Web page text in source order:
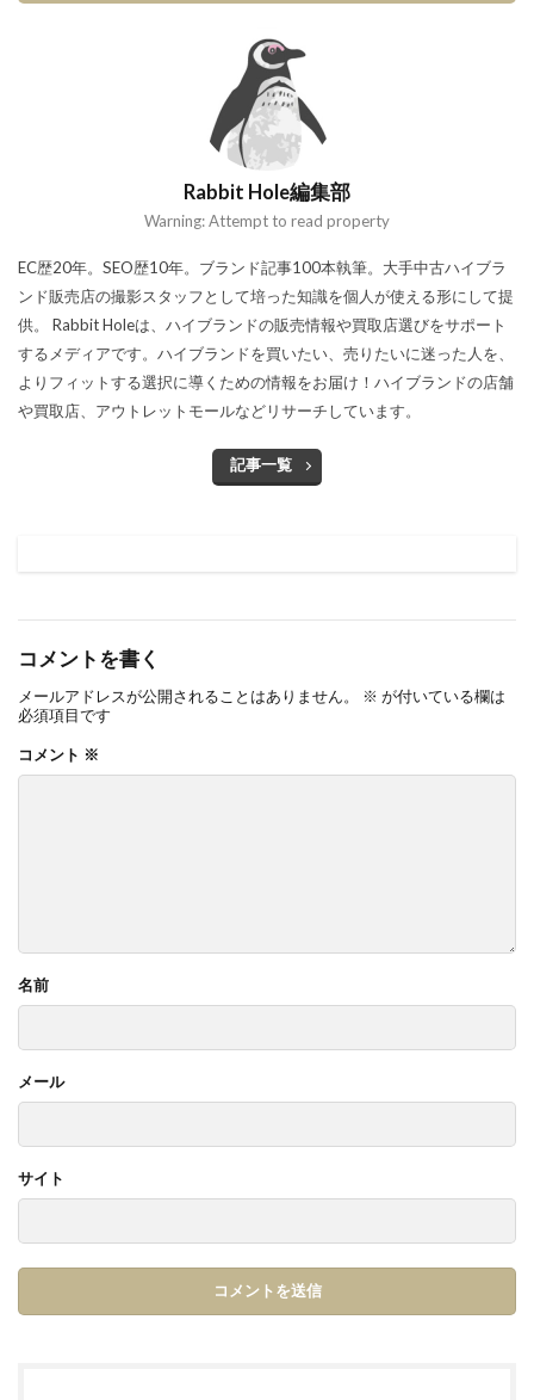
Rabbit Hole編集部
Warning: Attempt to read property
EC歴20年。SEO歴10年。ブランド記事100本執筆。大手中古ハイブラ
ンド販売店の撮影スタッフとして培った知識を個人が使える形にして提
供。 Rabbit Holeは、ハイブランドの販売情報や買取店選びをサポート
するメディアです。ハイブランドを買いたい、売りたいに迷った人を、
よりフィットする選択に導くための情報をお届け！ハイブランドの店舗
や買取店、アウトレットモールなどリサーチしています。
記事一覧
コメントを書く
メールアドレスが公開されることはありません。 ※ が付いている欄は
必須項目です
コメント ※
名前
メール
サイト